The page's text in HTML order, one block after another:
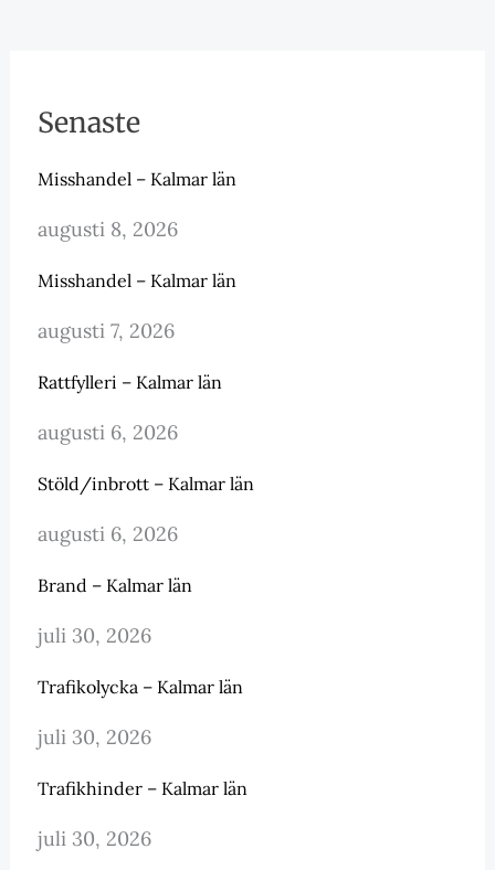
Senaste
Misshandel – Kalmar län
augusti 8, 2026
Misshandel – Kalmar län
augusti 7, 2026
Rattfylleri – Kalmar län
augusti 6, 2026
Stöld/inbrott – Kalmar län
augusti 6, 2026
Brand – Kalmar län
juli 30, 2026
Trafikolycka – Kalmar län
juli 30, 2026
Trafikhinder – Kalmar län
juli 30, 2026